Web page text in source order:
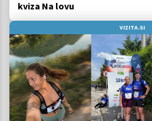
kviza Na lovu
VIZITA.SI